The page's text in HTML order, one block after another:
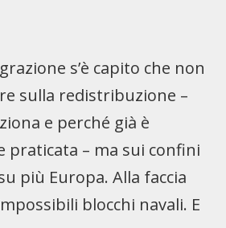
s’è capito che non
sulla redistribuzione –
e perché già è
praticata – ma sui confini
più Europa. Alla faccia
blocchi navali. E